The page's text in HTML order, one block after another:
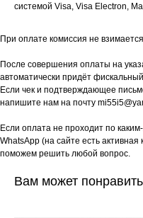
системой Visa, Visa Electron,
При оплате комиссия не
После совершения оплаты на
автоматически придёт
Если чек и подтверждающее
напишите нам на почту
Если оплата не проходит по
WhatsApp (на сайте есть
поможем решить любой вопрос.
Вам может